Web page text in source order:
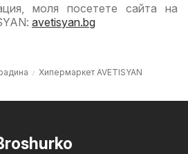
моля посетете сайта на
avetisyan.bg
Хипермаркет AVETISYAN